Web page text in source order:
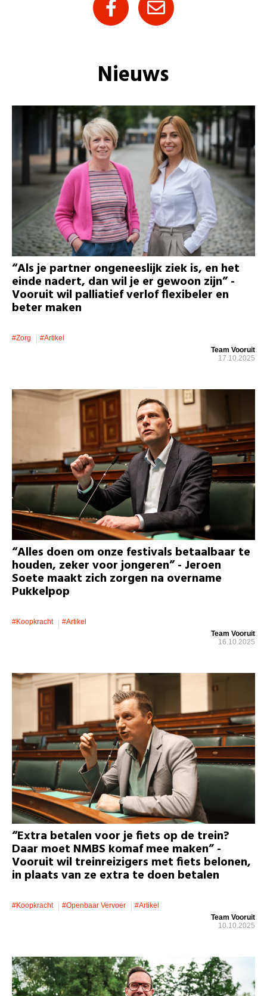
Nieuws
“Als je partner ongeneeslijk ziek is, en het
einde nadert, dan wil je er gewoon zijn” -
Vooruit wil palliatief verlof flexibeler en
beter maken
#zorg
#artikel
Team Vooruit
17.10.2025
“Alles doen om onze festivals betaalbaar te
houden, zeker voor jongeren” - Jeroen
Soete maakt zich zorgen na overname
Pukkelpop
#koopkracht
#artikel
Team Vooruit
16.10.2025
“Extra betalen voor je fiets op de trein?
Daar moet NMBS komaf mee maken” -
Vooruit wil treinreizigers met fiets belonen,
in plaats van ze extra te doen betalen
#koopkracht #openbaar Vervoer
#artikel
Team Vooruit
10.10.2025